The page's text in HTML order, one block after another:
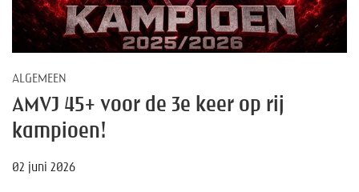
ALGEMEEN
AMVJ 45+ voor de 3e keer op rij
kampioen!
02 juni 2026